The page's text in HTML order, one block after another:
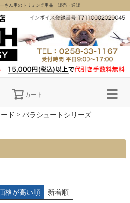
さん用のトリミング用品 販売・通販
カート
ド パラシュートシリーズ
格が高い順 新着順